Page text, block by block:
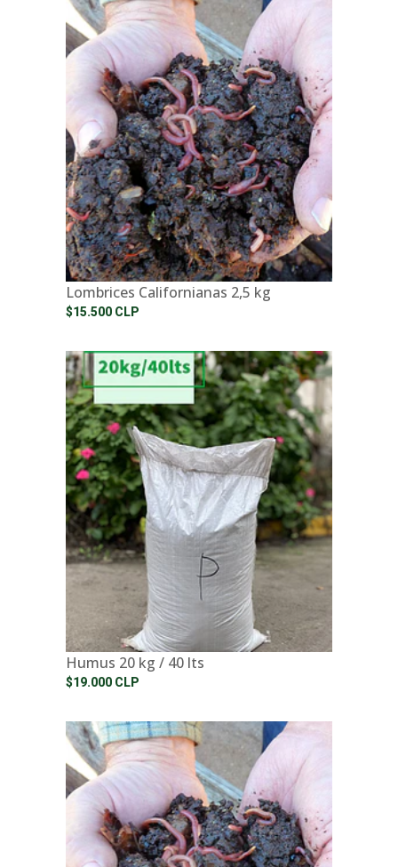
Lombrices Californianas 2,5 kg
$15.500 CLP
Humus 20 kg / 40 lts
$19.000 CLP